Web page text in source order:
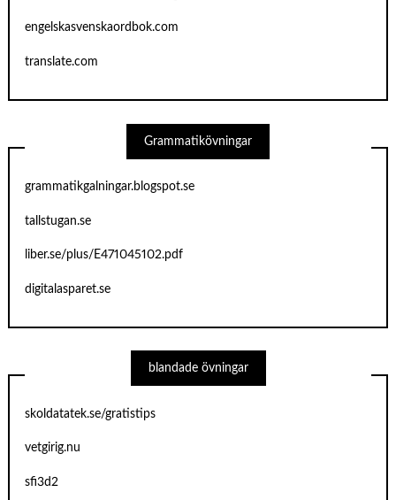
engelskasvenskaordbok.com
translate.com
Grammatikövningar
grammatikgalningar.blogspot.se
tallstugan.se
liber.se/plus/E471045102.pdf
digitalasparet.se
blandade övningar
skoldatatek.se/gratistips
vetgirig.nu
sfi3d2